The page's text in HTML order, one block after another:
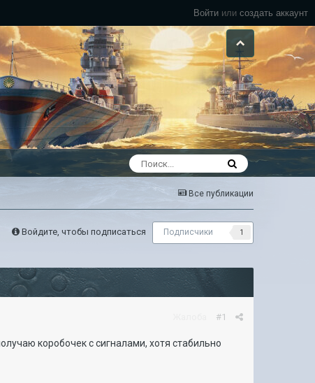
Войти или создать аккаунт
Все публикации
Войдите, чтобы подписаться Подписчики 1
#1
коробочек с сигналами, хотя стабильно